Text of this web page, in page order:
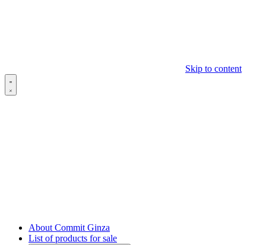
Skip to content
About Commit Ginza
List of products for sale